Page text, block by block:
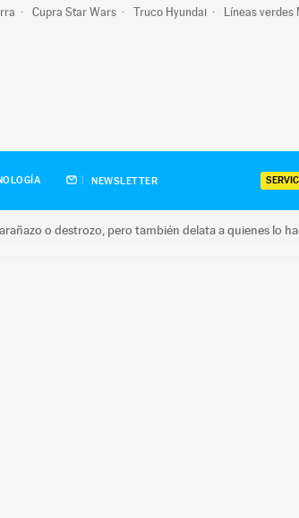
Cupra Star Wars Truco Hyundai Líneas verdes
NEWSLETTER
o destrozo, pero también delata a quienes lo